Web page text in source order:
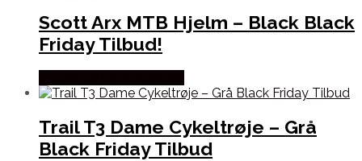
Scott Arx MTB Hjelm – Black Black
Friday Tilbud!
Trail T3 Dame Cykeltrøje – Grå
Black Friday Tilbud